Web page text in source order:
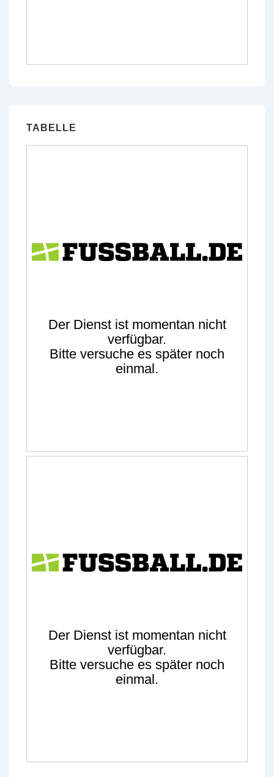
TABELLE